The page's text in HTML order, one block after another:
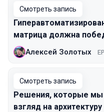
Смотреть запись
матрица должна
Алексей Золотых
Смотреть запись
Решения, которые
взгляд на архитектуру